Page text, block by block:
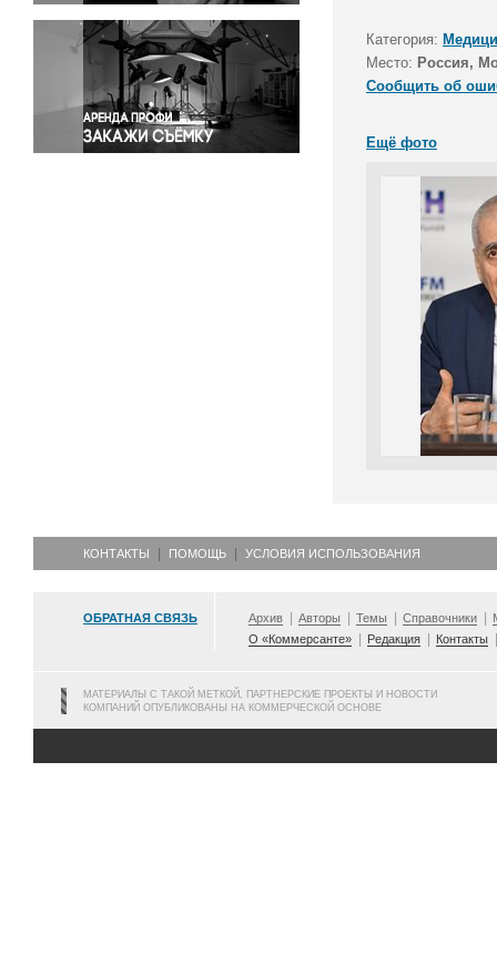
Светская жизнь
Спорт
Экология
Экономика и бизнес
Категория:
Место: Россия,
Сообщить об
Ещё фото
КОНТАКТЫ ПОМОЩЬ УСЛОВИЯ ИСПОЛЬЗОВАНИЯ
ОБРАТНАЯ СВЯЗЬ Архив Авторы Темы Справочники
О «Коммерсанте»
Редакция Контакты
МАТЕРИАЛЫ С ТАКОЙ МЕТКОЙ, ПАРТНЕРСКИЕ ПРОЕКТЫ И НОВОСТИ
КОМПАНИЙ ОПУБЛИКОВАНЫ НА КОММЕРЧЕСКОЙ ОСНОВЕ